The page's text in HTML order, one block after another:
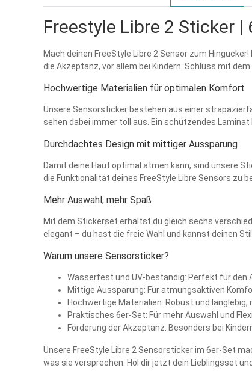
Freestyle Libre 2 Sticker |
Mach deinen FreeStyle Libre 2 Sensor zum
die Akzeptanz, vor allem bei Kindern. Schluss mit
Hochwertige Materialien für optimalen Komfort
Unsere Sensorsticker bestehen aus einer
sehen dabei immer toll aus. Ein schützendes
Durchdachtes Design mit mittiger Aussparung
Damit deine Haut optimal atmen kann, sind unsere
die Funktionalität deines FreeStyle Libre Sensors zu
Mehr Auswahl, mehr Spaß
Mit dem Stickerset erhältst du gleich sechs
elegant – du hast die freie Wahl und kannst deinen
Warum unsere Sensorsticker?
Wasserfest und UV-beständig: Perfekt für den
Mittige Aussparung: Für atmungsaktiven
Hochwertige Materialien: Robust und
Praktisches 6er-Set: Für mehr Auswahl und
Förderung der Akzeptanz: Besonders bei
Unsere FreeStyle Libre 2 Sensorsticker im 6er-Set
was sie versprechen. Hol dir jetzt dein Lieblingsset